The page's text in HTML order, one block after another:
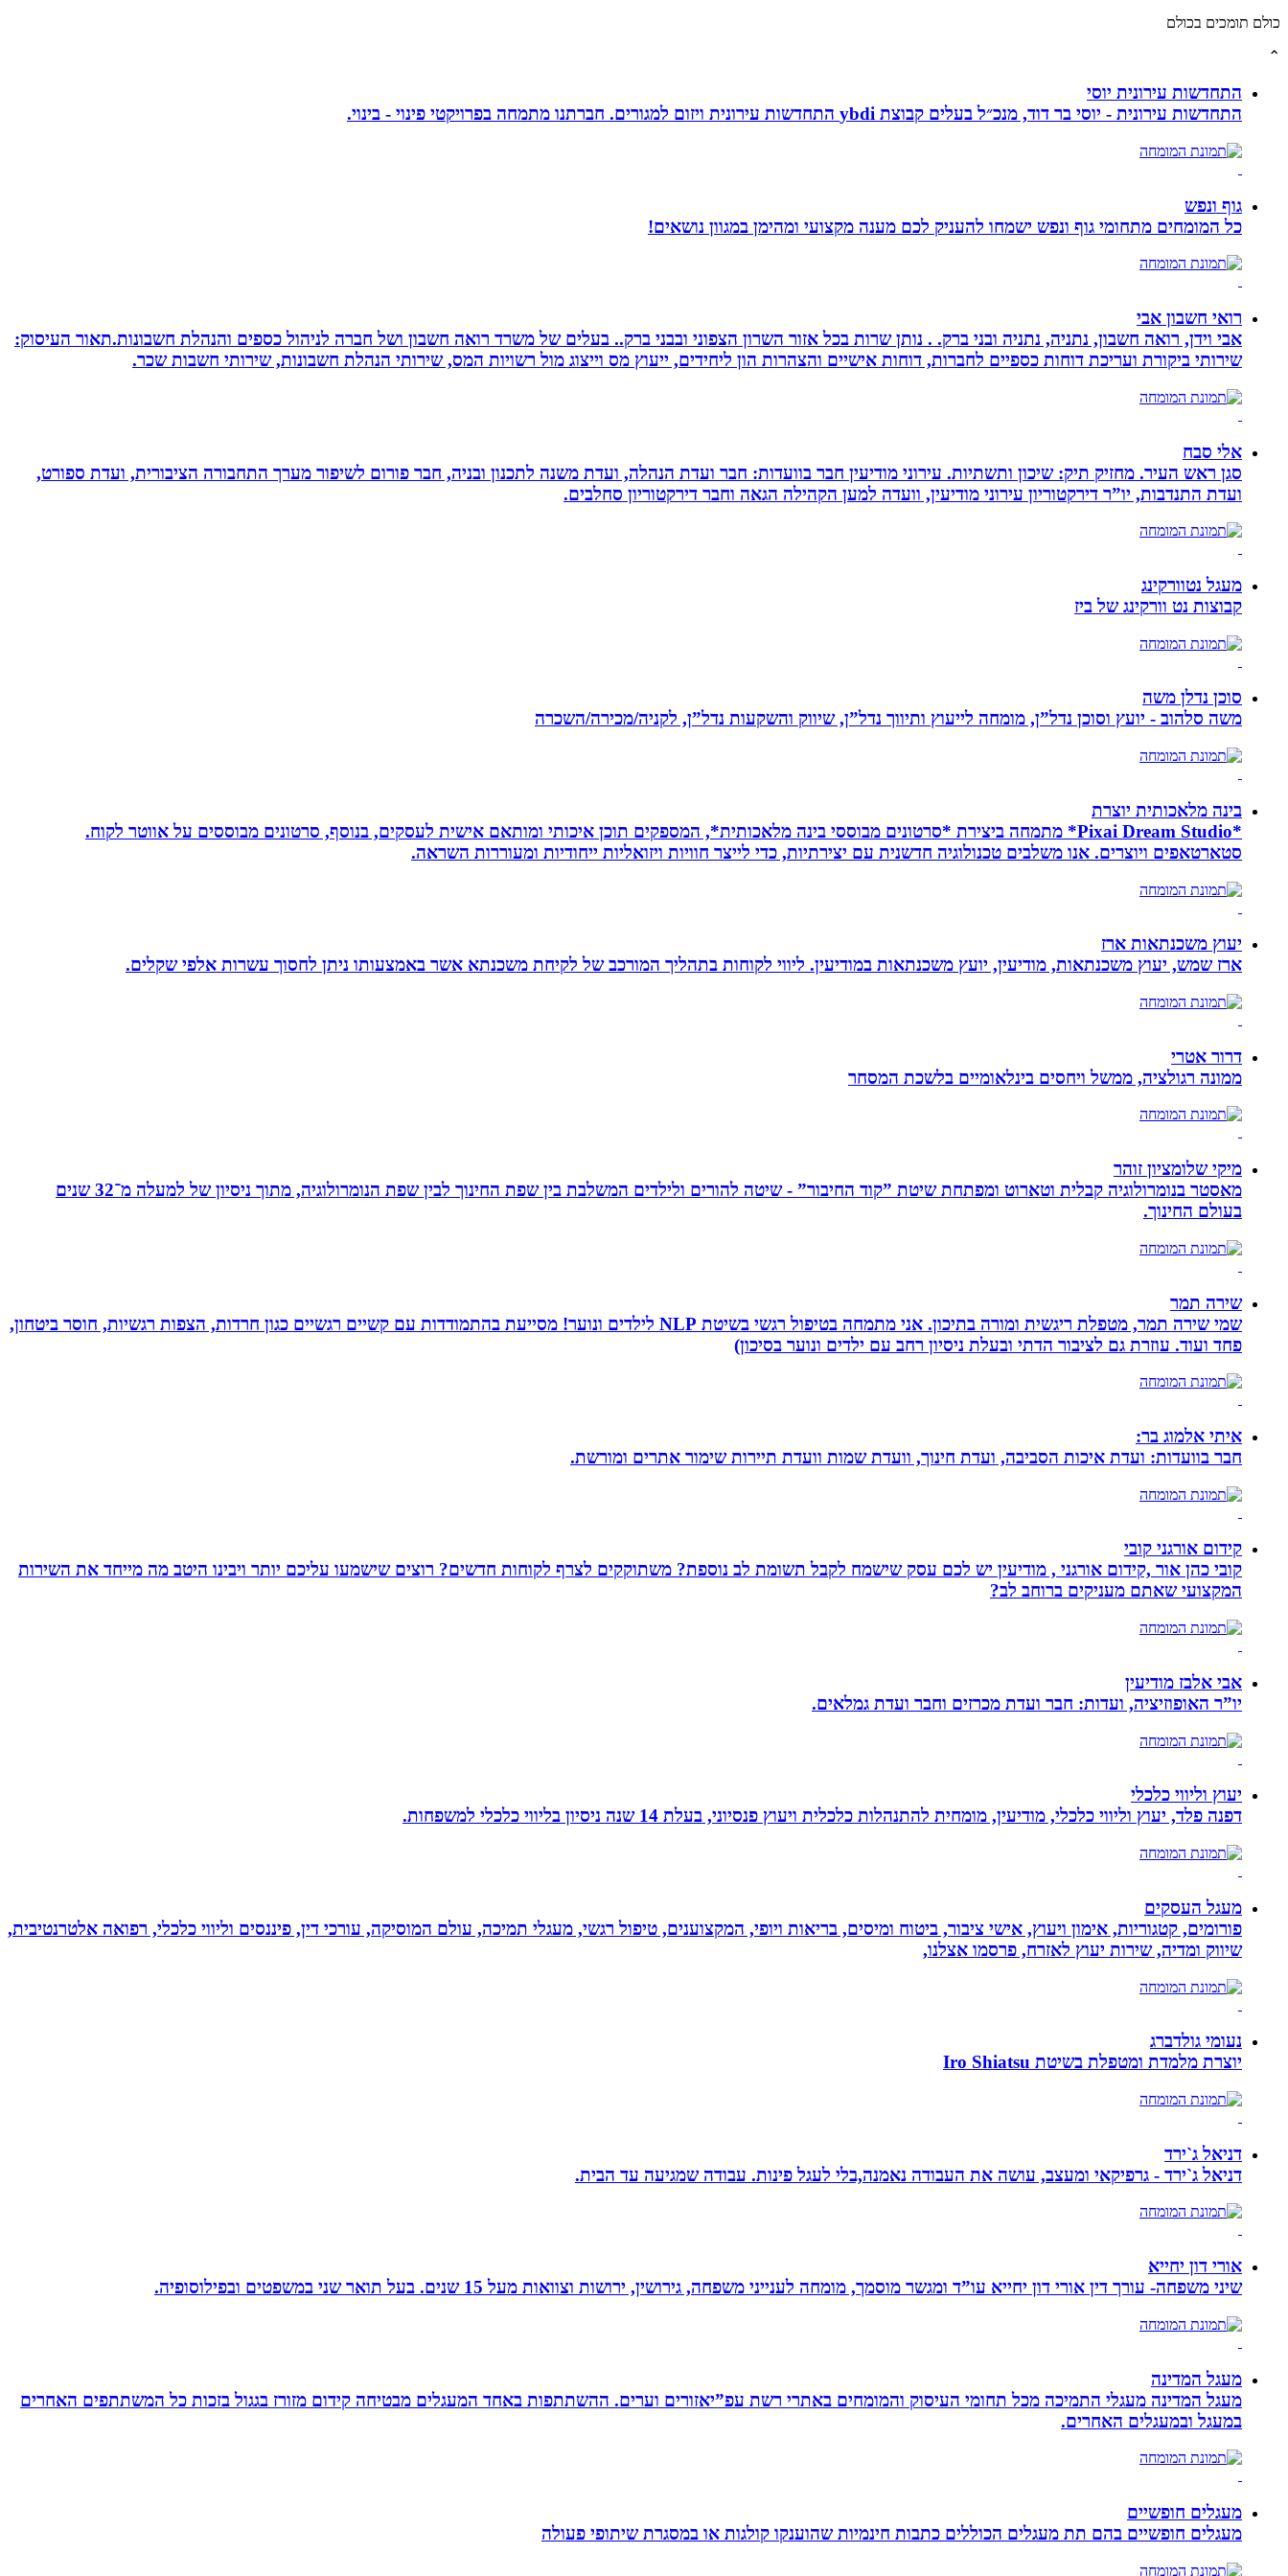
כולם תומכים בכולם
⌃
התחדשות עירונית יוסי
התחדשות עירונית - יוסי בר דוד, מנכ״ל בעלים קבוצת ybdi התחדשות עירונית ויזום למגורים. חברתנו מתמחה בפרויקטי פינוי - בינוי.
גוף ונפש
כל המומחים מתחומי גוף ונפש ישמחו להעניק לכם מענה מקצועי ומהימן במגוון נושאים!
רואי חשבון אבי
אבי וידן, רואה חשבון, נתניה, נתניה ובני ברק. . נותן שרות בכל אזור השרון הצפוני ובבני ברק.. בעלים של משרד רואה חשבון ושל חברה לניהול כספים והנהלת חשבונות.תאור העיסוק:
שירותי ביקורת ועריכת דוחות כספיים לחברות, דוחות אישיים והצהרות הון ליחידים, ייעוץ מס וייצוג מול רשויות המס, שירותי הנהלת חשבונות, שירותי חשבות שכר.
אלי סבח
סגן ראש העיר. מחזיק תיק: שיכון ותשתיות. עירוני מודיעין חבר בוועדות: חבר ועדת הנהלה, ועדת משנה לתכנון ובניה, חבר פורום לשיפור מערך התחבורה הציבורית, ועדת ספורט,
ועדת התנדבות, יו”ר דירקטוריון עירוני מודיעין, וועדה למען הקהילה הגאה וחבר דירקטוריון סחלבים.
מעגל נטוורקינג
קבוצות נט וורקינג של ביז
סוכן נדלן משה
משה סלהוב - יועץ וסוכן נדל”ן, מומחה לייעוץ ותיווך נדל”ן, שיווק והשקעות נדל”ן, לקניה/מכירה/השכרה
בינה מלאכותית יוצרת
*Pixai Dream Studio* מתמחה ביצירת *סרטונים מבוססי בינה מלאכותית*, המספקים תוכן איכותי ומותאם אישית לעסקים, בנוסף, סרטונים מבוססים על אווטר לקוח.
סטארטאפים ויוצרים. אנו משלבים טכנולוגיה חדשנית עם יצירתיות, כדי לייצר חוויות ויזואליות ייחודיות ומעוררות השראה.
יעוץ משכנתאות ארז
ארז שמש, יעוץ משכנתאות, מודיעין, יועץ משכנתאות במודיעין. ליווי לקוחות בתהליך המורכב של לקיחת משכנתא אשר באמצעותו ניתן לחסוך עשרות אלפי שקלים.
דרור אטרי
ממונה רגולציה, ממשל ויחסים בינלאומיים בלשכת המסחר
מיקי שלומציון זוהר
מאסטר בנומרולוגיה קבלית וטארוט ומפתחת שיטת ”קוד החיבור” - שיטה להורים ולילדים המשלבת בין שפת החינוך לבין שפת הנומרולוגיה, מתוך ניסיון של למעלה מ־32 שנים
בעולם החינוך.
שירה תמר
שמי שירה תמר, מטפלת ריגשית ומורה בתיכון. אני מתמחה בטיפול רגשי בשיטת NLP לילדים ונוער! מסייעת בהתמודדות עם קשיים רגשיים כגון חרדות, הצפות רגשיות, חוסר ביטחון,
פחד ועוד. עוזרת גם לציבור הדתי ובעלת ניסיון רחב עם ילדים ונוער בסיכון)
איתי אלמוג בר:
חבר בוועדות: ועדת איכות הסביבה, ועדת חינוך, וועדת שמות וועדת תיירות שימור אתרים ומורשת.
קידום אורגני קובי
קובי כהן אור ,קידום אורגני , מודיעין יש לכם עסק שישמח לקבל תשומת לב נוספת? משתוקקים לצרף לקוחות חדשים? רוצים שישמעו עליכם יותר ויבינו היטב מה מייחד את השירות
המקצועי שאתם מעניקים ברוחב לב?
אבי אלבז מודיעין
יו”ר האופוזיציה, ועדות: חבר ועדת מכרזים וחבר ועדת גמלאים.
יעוץ וליווי כלכלי
דפנה פלד, יעוץ וליווי כלכלי, מודיעין, מומחית להתנהלות כלכלית ויעוץ פנסיוני, בעלת 14 שנה ניסיון בליווי כלכלי למשפחות.
מעגל העסקים
פורומים, קטגוריות, אימון ויעוץ, אישי ציבור, ביטוח ומיסים, בריאות ויופי, המקצוענים, טיפול רגשי, מעגלי תמיכה, עולם המוסיקה, עורכי דין, פיננסים וליווי כלכלי, רפואה אלטרנטיבית,
שיווק ומדיה, שירות יעוץ לאזרח, פרסמו אצלנו,
נעומי גולדברג
יוצרת מלמדת ומטפלת בשיטת Iro Shiatsu
דניאל ג`ירד
דניאל ג`ירד - גרפיקאי ומעצב, עושה את העבודה נאמנה,בלי לעגל פינות. עבודה שמגיעה עד הבית.
אורי דון יחייא
שיני משפחה- עורך דין אורי דון יחייא עו”ד ומגשר מוסמך, מומחה לענייני משפחה, גירושין, ירושות וצוואות מעל 15 שנים. בעל תואר שני במשפטים ובפילוסופיה.
מעגל המדינה
מעגל המדינה מעגלי התמיכה מכל תחומי העיסוק והמומחים באתרי רשת עפ”יאזורים וערים. ההשתתפות באחד המעגלים מבטיחה קידום מזורז בגגול בזכות כל המשתתפים האחרים
במעגל ובמעגלים האחרים.
מעגלים חופשיים
מעגלים חופשיים בהם תת מעגלים הכוללים כתבות חינמיות שהוענקו קולגות או במסגרת שיתופי פעולה